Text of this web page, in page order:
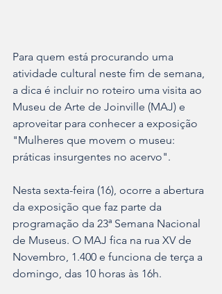
Para quem está procurando uma
atividade cultural neste fim de semana,
a dica é incluir no roteiro uma visita ao
Museu de Arte de Joinville (MAJ) e
aproveitar para conhecer a exposição
"Mulheres que movem o museu:
práticas insurgentes no acervo".
Nesta sexta-feira (16), ocorre a abertura
da exposição que faz parte da
programação da 23ª Semana Nacional
de Museus. O MAJ fica na rua XV de
Novembro, 1.400 e funciona de terça a
domingo, das 10 horas às 16h.